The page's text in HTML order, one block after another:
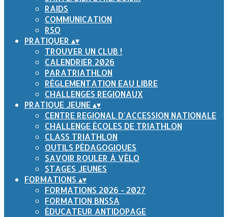
RAIDS
COMMUNICATION
RSO
PRATIQUER ▴▾
TROUVER UN CLUB !
CALENDRIER 2026
PARATRIATHLON
RÈGLEMENTATION EAU LIBRE
CHALLENGES REGIONAUX
PRATIQUE JEUNE▴▾
CENTRE REGIONAL D'ACCESSION NATIONALE
CHALLENGE ÉCOLES DE TRIATHLON
CLASS TRIATHLON
OUTILS PÉDAGOGIQUES
SAVOIR ROULER À VÉLO
STAGES JEUNES
FORMATIONS ▴▾
FORMATIONS 2026 - 2027
FORMATION BNSSA
ÉDUCATEUR ANTIDOPAGE